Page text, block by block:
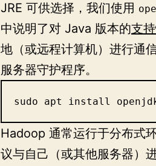
JRE 可供选择，我们使用
中说明了对 Java 版本的支
地（或远程计算机）进行通
服务器守护程序。
sudo apt install
Hadoop 通常运行于分布式
议与自己（或其他服务器）